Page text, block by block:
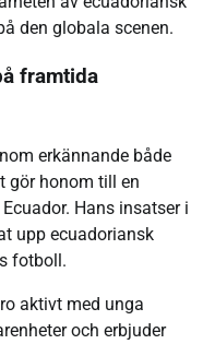
den globala scenen.
framtida
erkännande både
gör honom till en
Hans insatser i
upp ecuadoriansk
fotboll.
aktivt med unga
och erbjuder